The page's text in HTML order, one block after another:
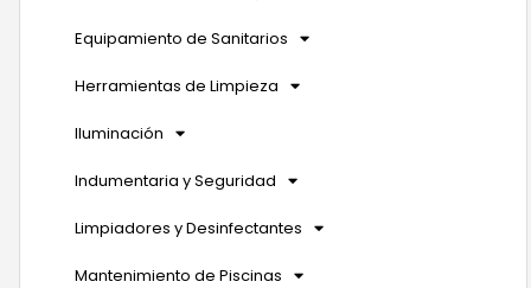
Equipamiento de Sanitarios
Herramientas de Limpieza
Iluminación
Indumentaria y Seguridad
Limpiadores y Desinfectantes
Mantenimiento de Piscinas